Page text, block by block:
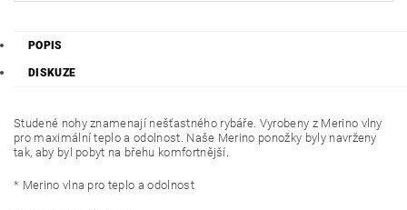
POPIS
DISKUZE
Studené nohy znamenají nešťastného rybáře. Vyrobeny z Merino vlny
pro maximální teplo a odolnost. Naše Merino ponožky byly navrženy
tak, aby byl pobyt na břehu komfortnější.
* Merino vlna pro teplo a odolnost